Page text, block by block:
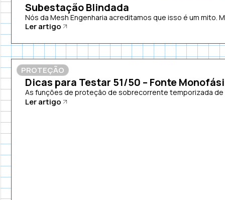
Subestação Blindada
Nós da Mesh Engenharia acreditamos que isso é um mito.
Ler artigo
PROTEÇÃO
Dicas para Testar 51/50 – Fonte
As funções de proteção de sobrecorrente temporizada de
Ler artigo